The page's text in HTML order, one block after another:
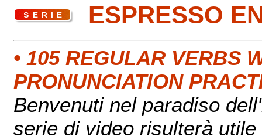
ESPRESSO
• 105 REGULAR VERBS
PRONUNCIATION
Benvenuti nel paradiso
serie di video risulterà